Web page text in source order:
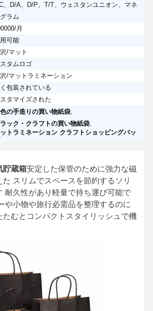
C、D/A、D/P、T/T、ウェスタンユニオン、マネ
ラム
月
可能
/マット
タムロゴ
/マットラミネーション
包装されている
タマイズされた
の手造りの買い物紙袋
ック・クラフトの買い物紙袋
トラミネーション クラフトショッピングバッ
貯蔵箱安定した保管のために強力な磁
スリムでスペースを節約するソリ
耐久性があり軽量で持ち運び可能で
や小物や旅行必需品を整理するのに
たむとコンパクトスタイリッシュで機